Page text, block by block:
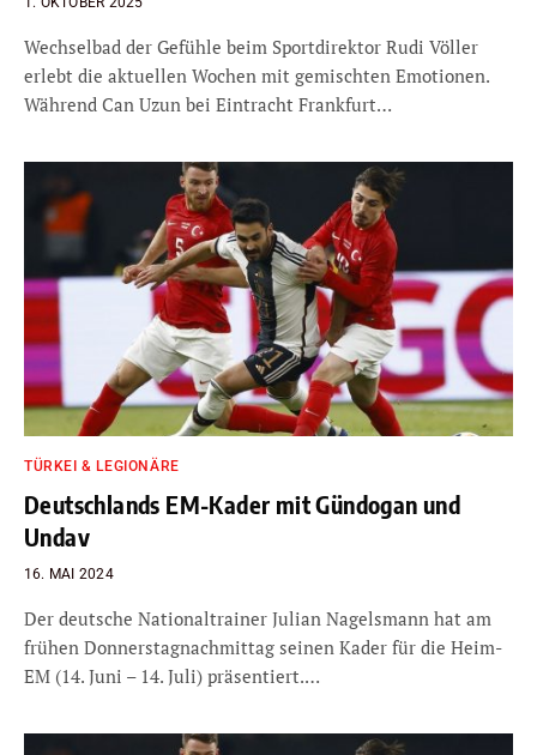
Wechselbad der Gefühle beim Sportdirektor Rudi Völler
erlebt die aktuellen Wochen mit gemischten Emotionen.
Während Can Uzun bei Eintracht Frankfurt…
TÜRKEI & LEGIONÄRE
Deutschlands EM-Kader mit Gündogan und
Undav
16. MAI 2024
Der deutsche Nationaltrainer Julian Nagelsmann hat am
frühen Donnerstagnachmittag seinen Kader für die Heim-
EM (14. Juni – 14. Juli) präsentiert.…